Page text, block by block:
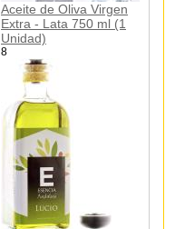
Aceite de Oliva Virgen
Extra - Lata 750 ml (1
Unidad)
8